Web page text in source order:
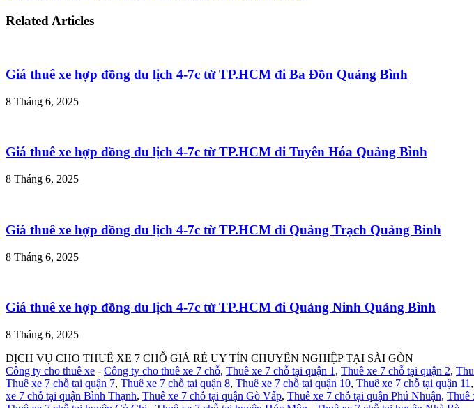
Related Articles
Giá thuê xe hợp đồng du lịch 4-7c từ TP.HCM đi Ba Đồn Quảng Bình
8 Tháng 6, 2025
Giá thuê xe hợp đồng du lịch 4-7c từ TP.HCM đi Tuyên Hóa Quảng Bình
8 Tháng 6, 2025
Giá thuê xe hợp đồng du lịch 4-7c từ TP.HCM đi Quảng Trạch Quảng Bình
8 Tháng 6, 2025
Giá thuê xe hợp đồng du lịch 4-7c từ TP.HCM đi Quảng Ninh Quảng Bình
8 Tháng 6, 2025
DỊCH VỤ CHO THUÊ XE 7 CHỖ GIÁ RẺ UY TÍN CHUYÊN NGHIỆP TẠI SÀI GÒN
Công ty cho thuê xe - Công ty cho thuê xe 7 chỗ, Thuê xe 7 chỗ tại quận 1 , Thuê xe 7 chỗ tại quận 2,
Thuê xe 7 chỗ tại quận 7, Thuê xe 7 chỗ tại quận 8, Thuê xe 7 chỗ tại quận 10, Thuê xe 7 chỗ tại quận 11 ,
xe 7 chỗ tại quận Bình Thạnh, Thuê xe 7 chỗ tại quận Gò Vấp, Thuê xe 7 chỗ tại quận Phú Nhuận, Thuê